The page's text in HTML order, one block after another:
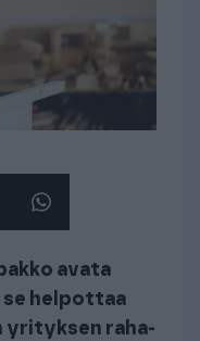
avata
helpottaa
yrityksen raha-